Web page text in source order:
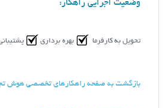
وضعیت اجرایی راهکار:
تحویل به کارفرما بهره برداری
بازگشت به صفحه راهکارهای تخصصی هوش